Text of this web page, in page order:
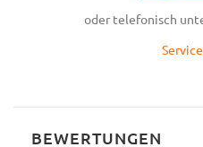
oder telefonisch
BEWERTUNGEN